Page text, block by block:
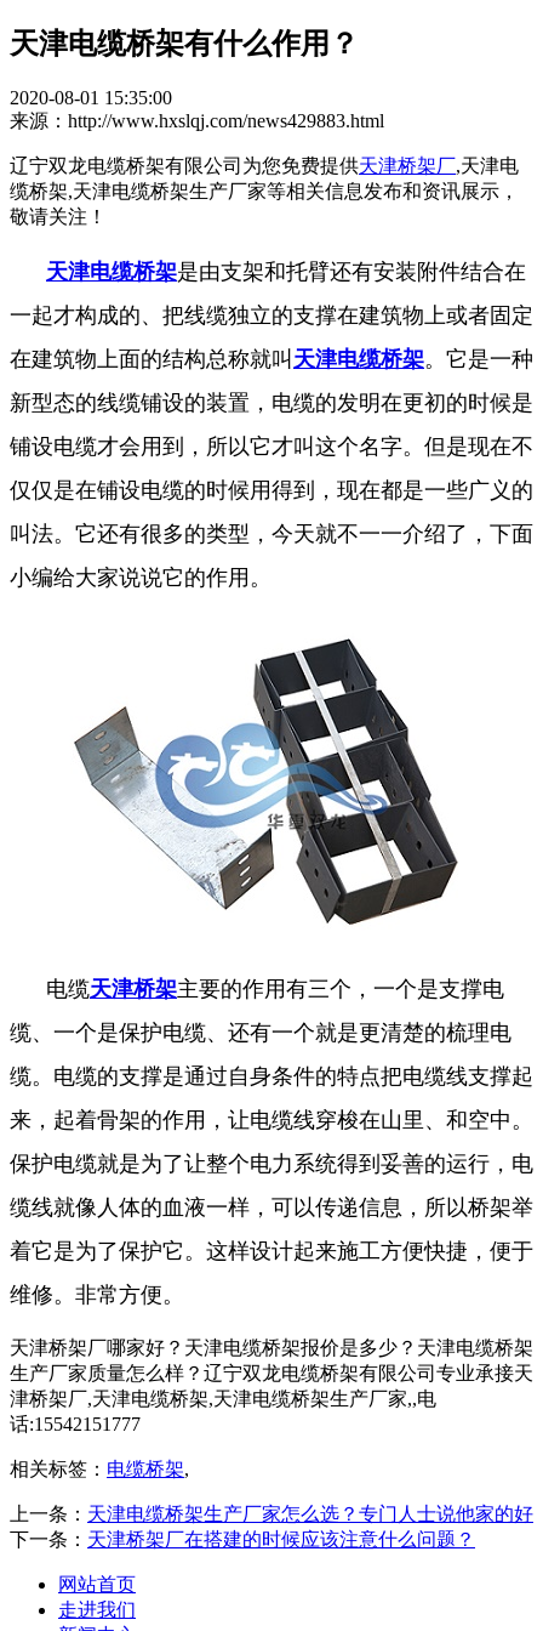
天津电缆桥架有什么作用？
2020-08-01 15:35:00
来源：http://www.hxslqj.com/news429883.html
辽宁双龙电缆桥架有限公司为您免费提供天津桥架厂,天津电
缆桥架,天津电缆桥架生产厂家等相关信息发布和资讯展示，
敬请关注！
天津电缆桥架是由支架和托臂还有安装附件结合在
一起才构成的、把线缆独立的支撑在建筑物上或者固定
在建筑物上面的结构总称就叫 天津电缆桥架。它是一种
新型态的线缆铺设的装置，电缆的发明在更初的时候是
铺设电缆才会用到，所以它才叫这个名字。但是现在不
仅仅是在铺设电缆的时候用得到，现在都是一些广义的
叫法。它还有很多的类型，今天就不一一介绍了，下面
小编给大家说说它的作用。
电缆天津桥架主要的作用有三个，一个是支撑电
缆、一个是保护电缆、还有一个就是更清楚的梳理电
缆。电缆的支撑是通过自身条件的特点把电缆线支撑起
来，起着骨架的作用，让电缆线穿梭在山里、和空中。
保护电缆就是为了让整个电力系统得到妥善的运行，电
缆线就像人体的血液一样，可以传递信息，所以桥架举
着它是为了保护它。这样设计起来施工方便快捷，便于
维修。非常方便。
天津桥架厂哪家好？天津电缆桥架报价是多少？天津电缆桥架
生产厂家质量怎么样？辽宁双龙电缆桥架有限公司专业承接天
津桥架厂,天津电缆桥架,天津电缆桥架生产厂家,,电
话:15542151777
相关标签： 电缆桥架,
上一条： 天津电缆桥架生产厂家怎么选？专门人士说他家的好
下一条： 天津桥架厂在搭建的时候应该注意什么问题？
网站首页
走进我们